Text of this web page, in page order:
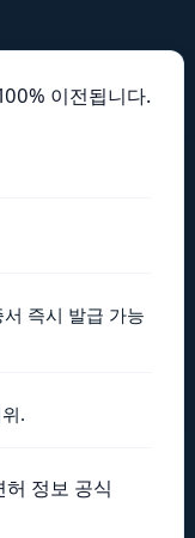
이전됩니다.
즉시 발급 가능
.
정보 공식